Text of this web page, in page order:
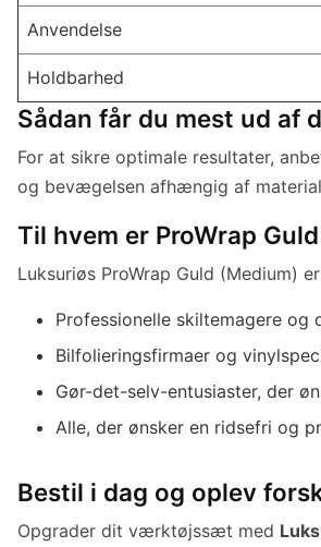
Anvendelse
Holdbarhed
Sådan får du mest ud af
For at sikre optimale resultater,
og bevægelsen afhængig af
Til hvem er ProWrap
Luksuriøs ProWrap Guld (Medium)
Professionelle skiltemagere og
Bilfolieringsfirmaer og
Gør-det-selv-entusiaster, der
Alle, der ønsker en ridsefri og
Bestil i dag og oplev
Opgrader dit værktøjssæt med